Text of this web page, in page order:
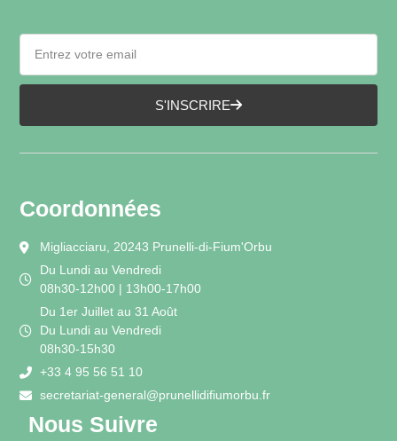
S'INSCRIRE
Coordonnées
Migliacciaru, 20243 Prunelli-di-Fium'Orbu
Du Lundi au Vendredi
08h30-12h00 | 13h00-17h00
Du 1er Juillet au 31 Août
Du Lundi au Vendredi
08h30-15h30
+33 4 95 56 51 10
secretariat-general@prunellidifiumorbu.fr
Nous Suivre